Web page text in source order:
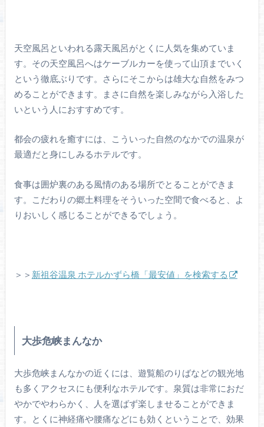
天空風呂といわれる露天風呂がとくに人気を集めていま
す。その天空風呂へはケーブルカーを使って山頂までいく
という徹底ぶりです。さらにそこからは雄大な自然をみつ
めることができます。まさに自然を楽しみながら入浴した
いという人におすすめです。
都会の疲れを癒すには、こういった自然のなかでの温泉が
最適だと身にしみるホテルです。
食事は囲炉裏のある風情のある場所でとることができま
す。こだわりの郷土料理をそういった空間で食べると、よ
りおいしく感じることができるでしょう。
＞＞ 新祖谷温泉 ホテルかずら橋「最安値」を検索する
大歩危峡まんなか
大歩危峡まんなかの近くには、遊覧船のりばなどの観光地
も多くアクセスにも便利なホテルです。泉質は非常におだ
やかでやわらかく、人を選ばず楽しませることができま
す。とくに神経痛や腰痛などにも効くということで、効果